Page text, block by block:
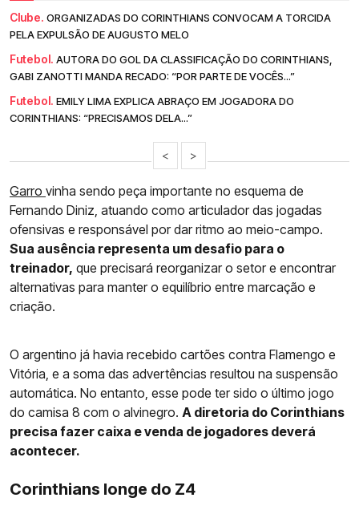
Clube. ORGANIZADAS DO CORINTHIANS CONVOCAM A TORCIDA
PELA EXPULSÃO DE AUGUSTO MELO
Futebol. AUTORA DO GOL DA CLASSIFICAÇÃO DO CORINTHIANS,
GABI ZANOTTI MANDA RECADO: “POR PARTE DE VOCÊS...”
Futebol. EMILY LIMA EXPLICA ABRAÇO EM JOGADORA DO
CORINTHIANS: “PRECISAMOS DELA...”
< >
Garro vinha sendo peça importante no esquema de
Fernando Diniz, atuando como articulador das jogadas
ofensivas e responsável por dar ritmo ao meio-campo.
Sua ausência representa um desafio para o
treinador, que precisará reorganizar o setor e encontrar
alternativas para manter o equilíbrio entre marcação e
criação.
O argentino já havia recebido cartões contra Flamengo e
Vitória, e a soma das advertências resultou na suspensão
automática. No entanto, esse pode ter sido o último jogo
do camisa 8 com o alvinegro. A diretoria do Corinthians
precisa fazer caixa e venda de jogadores deverá
acontecer.
Corinthians longe do Z4